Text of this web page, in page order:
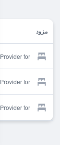
مزود
Provider for سيم إير هوتل
Provider for سيم إير هوتل
Provider for سيم إير هوتل